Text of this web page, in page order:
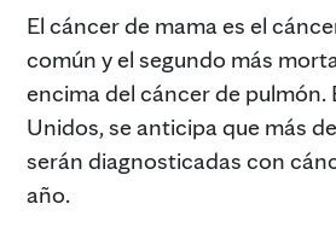
El cáncer de mama es el
común y el segundo más
encima del cáncer de pulmón.
Unidos, se anticipa que más
serán diagnosticadas con
año.